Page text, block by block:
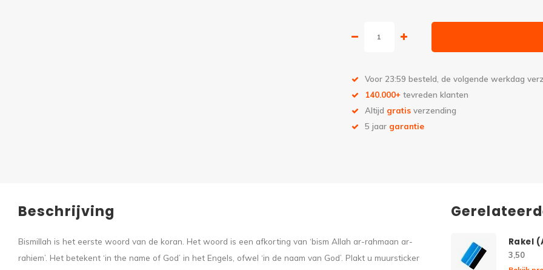
Voor 23:59 besteld, de volgende werkdag
140.000+ tevreden klanten
Altijd gratis verzending
5 jaar garantie
Beschrijving
Bismillah is het eerste woord van de koran. Het woord is een afkorting van ‘bism Allah ar-rahmaan ar-
rahiem’. Het betekent ‘in the name of God’ in het Engels, ofwel ‘in de naam van God’. Plakt u muursticker
Rakel
3,50